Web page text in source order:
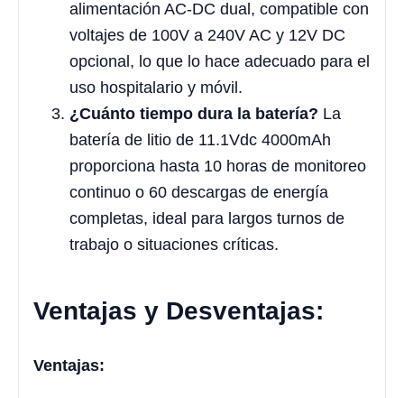
alimentación AC-DC dual, compatible con
voltajes de 100V a 240V AC y 12V DC
opcional, lo que lo hace adecuado para el
uso hospitalario y móvil.
¿Cuánto tiempo dura la batería? La
batería de litio de 11.1Vdc 4000mAh
proporciona hasta 10 horas de monitoreo
continuo o 60 descargas de energía
completas, ideal para largos turnos de
trabajo o situaciones críticas.
Ventajas y Desventajas:
Ventajas: